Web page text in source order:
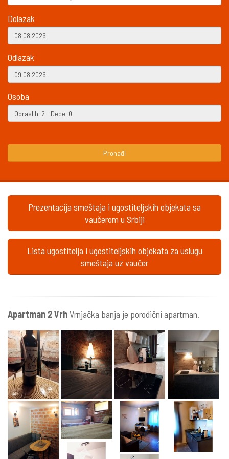
Dolazak
Odlazak
Osoba
Pronađi
Prezentacija smeštaja i ugostiteljskih objekata sa
vaučerom u Srbiji
Lista ugostitelja i ugostiteljskih objekata za uslugu
smeštaja uz vaučer
Apartman 2 VrhVrnjačka banja je porodični apartman.